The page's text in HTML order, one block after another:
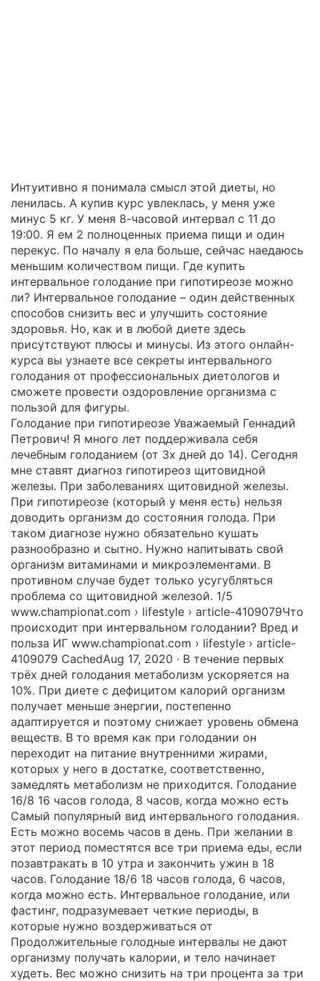
Интуитивно я понимала смысл этой диеты, но
ленилась. А купив курс увлеклась, у меня уже
минус 5 кг. У меня 8-часовой интервал с 11 до
19:00. Я ем 2 полноценных приема пищи и один
перекус. По началу я ела больше, сейчас наедаюсь
меньшим количеством пищи. Где купить
интервальное голодание при гипотиреозе можно
ли? Интервальное голодание – один действенных
способов снизить вес и улучшить состояние
здоровья. Но, как и в любой диете здесь
присутствуют плюсы и минусы. Из этого онлайн-
курса вы узнаете все секреты интервального
голодания от профессиональных диетологов и
сможете провести оздоровление организма с
пользой для фигуры.
Голодание при гипотиреозе Уважаемый Геннадий
Петрович! Я много лет поддерживала себя
лечебным голоданием (от 3х дней до 14). Сегодня
мне ставят диагноз гипотиреоз щитовидной
железы. При заболеваниях щитовидной железы.
При гипотиреозе (который у меня есть) нельзя
доводить организм до состояния голода. При
таком диагнозе нужно обязательно кушать
разнообразно и сытно. Нужно напитывать свой
организм витаминами и микроэлементами. В
противном случае будет только усугубляться
проблема со щитовидной железой. 1/5
www.championat.com › lifestyle › article-4109079Что
происходит при интервальном голодании? Вред и
польза ИГ www.championat.com › lifestyle › article-
4109079 CachedAug 17, 2020 · В течение первых
трёх дней голодания метаболизм ускоряется на
10%. При диете с дефицитом калорий организм
получает меньше энергии, постепенно
адаптируется и поэтому снижает уровень обмена
веществ. В то время как при голодании он
переходит на питание внутренними жирами,
которых у него в достатке, соответственно,
замедлять метаболизм не приходится. Голодание
16/8 16 часов голода, 8 часов, когда можно есть
Самый популярный вид интервального голодания.
Есть можно восемь часов в день. При желании в
этот период поместятся все три приема еды, если
позавтракать в 10 утра и закончить ужин в 18
часов. Голодание 18/6 18 часов голода, 6 часов,
когда можно есть. Интервальное голодание, или
фастинг, подразумевает четкие периоды, в
которые нужно воздерживаться от
Продолжительные голодные интервалы не дают
организму получать калории, и тело начинает
худеть. Вес можно снизить на три процента за три